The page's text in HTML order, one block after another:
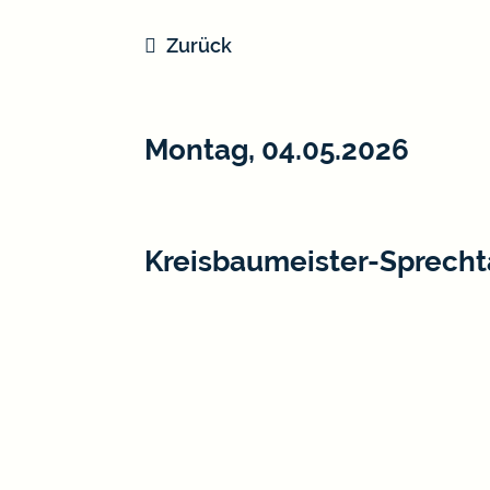
Zurück
Montag, 04.05.2026
Kreisbaumeister-